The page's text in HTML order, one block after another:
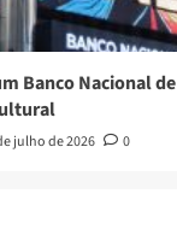
Banco Nacional de
julho de 2026 0